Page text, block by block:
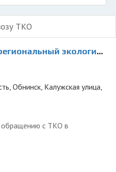
ТКО
экологический оператор"
Обнинск, Калужская улица,
обращению с ТКО в